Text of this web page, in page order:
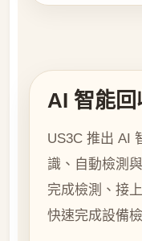
AI 智能回
US3C 推出 AI
識、自動檢測
完成檢測、接
快速完成設備